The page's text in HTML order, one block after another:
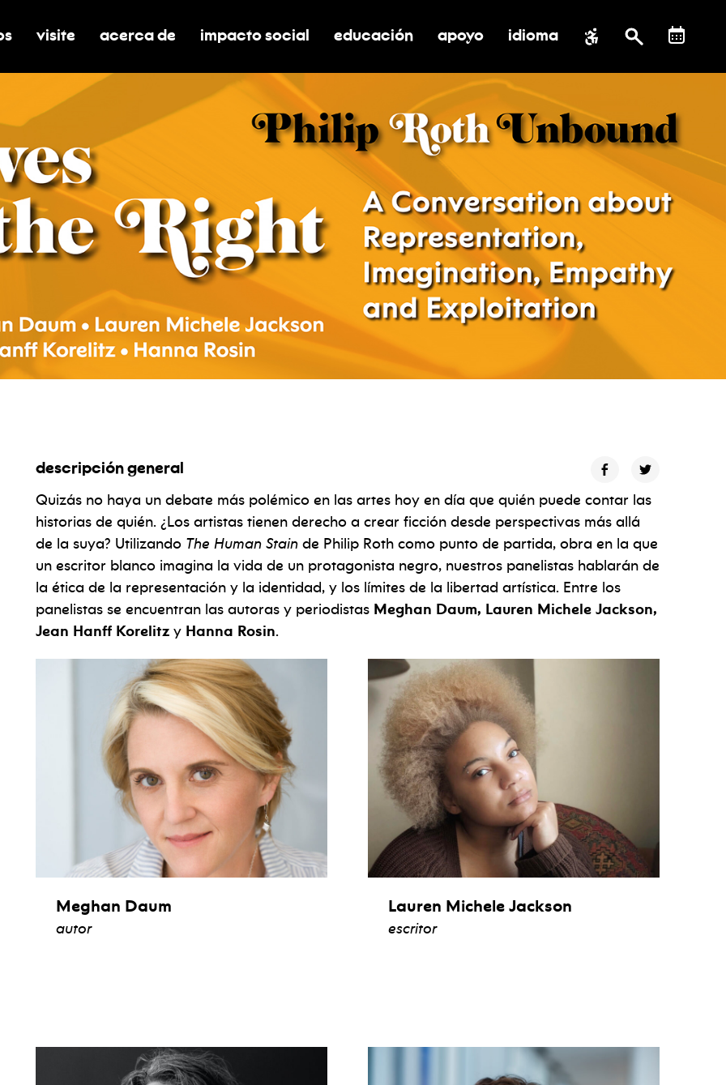
submenú de boletos
alternar submenú de visite
visite alternar submenú de acerca de
acerca de activar/desactivar el submenú de impacto social
impacto social alternar submenú de educación
educación alternar submenú de asistencia
apoyo idioma
descripción general
Quizás no haya un debate más polémico en las artes hoy en día que quién puede contar las
historias de quién. ¿Los artistas tienen derecho a crear ficción desde perspectivas más allá
de la suya? Utilizando The Human Stain de Philip Roth como punto de partida, obra en la que
un escritor blanco imagina la vida de un protagonista negro, nuestros panelistas hablarán de
la ética de la representación y la identidad, y los límites de la libertad artística. Entre los
panelistas se encuentran las autoras y periodistas Meghan Daum, Lauren Michele Jackson,
Jean Hanff Korelitz y Hanna Rosin.
Meghan Daum
autor
Lauren Michele Jackson
escritor